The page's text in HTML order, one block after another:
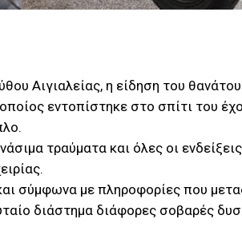
Αιγιαλείας, η είδηση του
εντοπίστηκε στο σπίτι του
τραύματα και όλες οι
σύμφωνα με πληροφορίες που
διάστημα διάφορες σοβαρές